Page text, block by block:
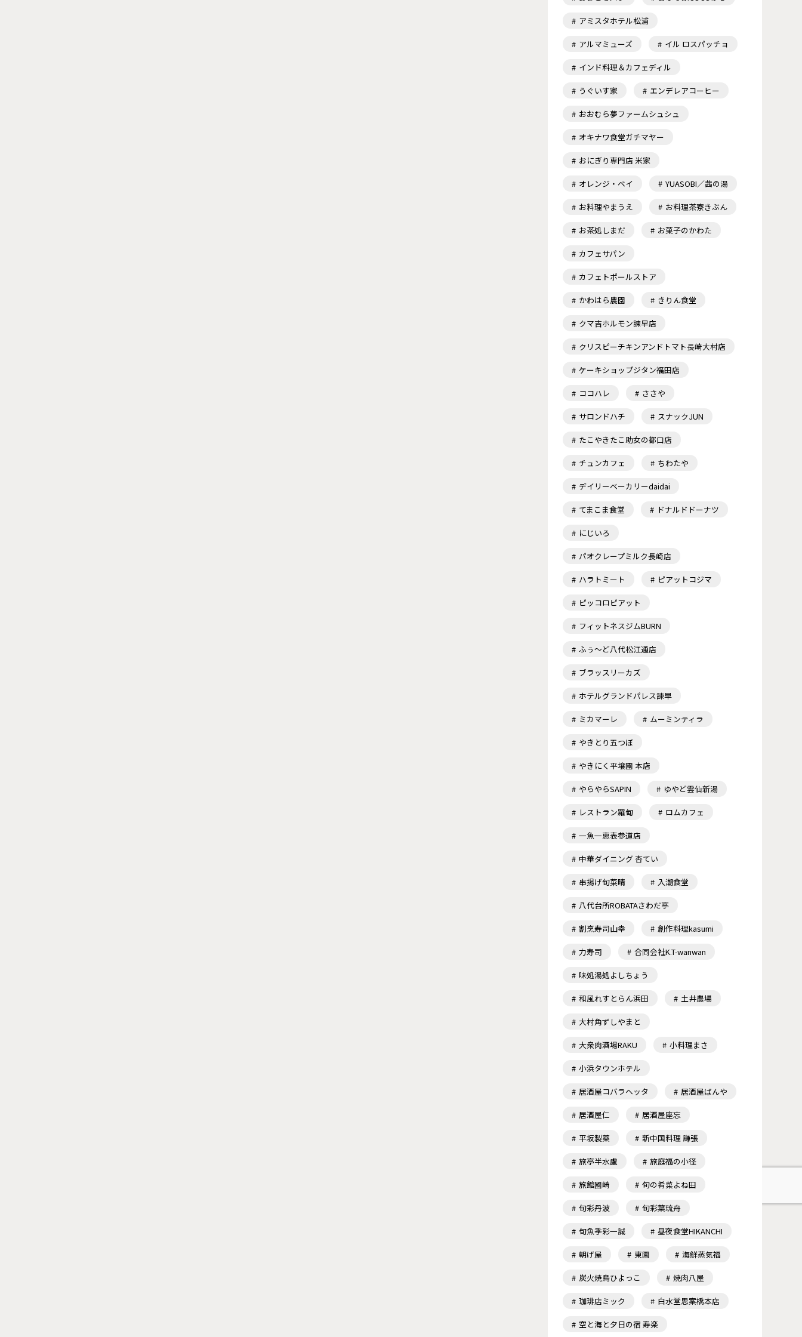
アミスタホテル松浦
アルマミューズ イル ロスパッチョ
インド料理＆カフェディル
うぐいす家 エンデレアコーヒー
おおむら夢ファームシュシュ
オキナワ食堂ガチマヤー
おにぎり専門店 米家
オレンジ・ベイ YUASOBI／茜の湯
お料理やまうえ お料理茶寮きぶん
お茶処しまだ お菓子のかわた
カフェサパン
カフェトポールストア
かわはら農園 きりん食堂
クマ吉ホルモン諫早店
クリスピーチキンアンドトマト長崎大村店
ケーキショップジタン福田店
ココハレ ささや
サロンドハチ スナックJUN
たこやきたこ助女の都口店
チュンカフェ ちわたや
デイリーベーカリーdaidai
てまこま食堂 ドナルドドーナツ
にじいろ
パオクレープミルク長崎店
ハラトミート ピアットコジマ
ピッコロピアット
フィットネスジムBURN
ふぅ～ど八代松江通店
ブラッスリーカズ
ホテルグランドパレス諫早
ミカマーレ ムーミンティラ
やきとり五つぼ
やきにく平壌園 本店
やらやらSAPIN ゆやど雲仙新湯
レストラン羅甸 ロムカフェ
一魚一恵表参道店
中華ダイニング 杏てい
串揚げ旬菜晴 入潮食堂
八代台所ROBATAさわだ亭
割烹寿司山幸 創作料理kasumi
力寿司 合同会社K.T-wanwan
味処湯処よしちょう
和風れすとらん浜田 土井農場
大村角ずしやまと
大衆肉酒場RAKU 小料理まさ
小浜タウンホテル
居酒屋コバラヘッタ 居酒屋ばんや
居酒屋仁 居酒屋座忘
平坂製薬 新中国料理 謙張
旅亭半水盧 旅庭福の小径
旅館國崎 旬の肴菜よね田
旬彩丹波 旬彩葉琉舟
旬魚季彩一誠 昼夜食堂HIKANCHI
朝げ屋 東園 海鮮蒸気福
炭火焼鳥ひよっこ 焼肉八屋
珈琲店ミック 白水堂思案橋本店
空と海と夕日の宿 寿楽